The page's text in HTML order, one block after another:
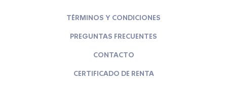
TÉRMINOS Y CONDICIONES
PREGUNTAS FRECUENTES
CONTACTO
CERTIFICADO DE RENTA